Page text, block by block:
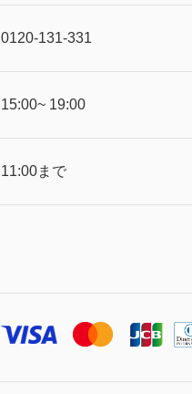
0120-131-331
15:00~ 19:00
11:00まで